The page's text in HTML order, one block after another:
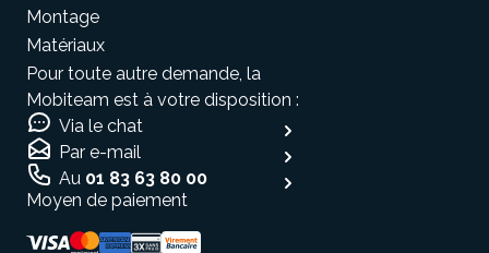
Montage
Matériaux
Pour toute autre demande, la
Mobiteam est à votre disposition :
Via le chat
Par e-mail
Au 01 83 63 80 00
Moyen de paiement